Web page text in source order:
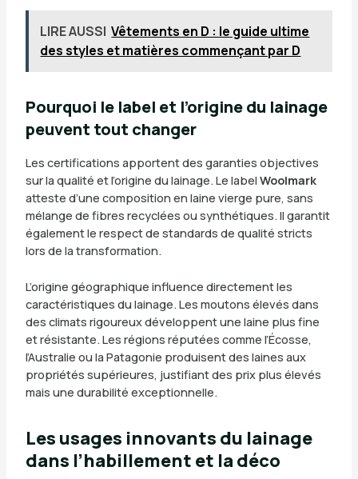
LIRE AUSSI Vêtements en D : le guide ultime
des styles et matières commençant par D
Pourquoi le label et l’origine du lainage
peuvent tout changer
Les certifications apportent des garanties objectives
sur la qualité et l’origine du lainage. Le label Woolmark
atteste d’une composition en laine vierge pure, sans
mélange de fibres recyclées ou synthétiques. Il garantit
également le respect de standards de qualité stricts
lors de la transformation.
L’origine géographique influence directement les
caractéristiques du lainage. Les moutons élevés dans
des climats rigoureux développent une laine plus fine
et résistante. Les régions réputées comme l’Écosse,
l’Australie ou la Patagonie produisent des laines aux
propriétés supérieures, justifiant des prix plus élevés
mais une durabilité exceptionnelle.
Les usages innovants du lainage
dans l’habillement et la déco